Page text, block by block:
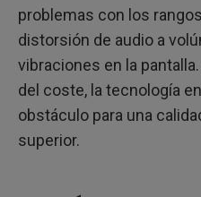
problemas con los
distorsión de audio a
vibraciones en la
del coste, la tecnología
obstáculo para una
superior.